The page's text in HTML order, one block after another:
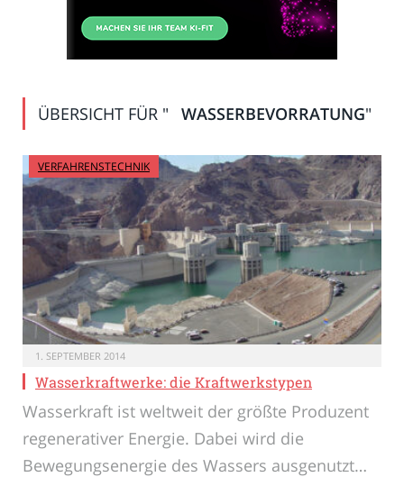
ÜBERSICHT FÜR " WASSERBEVORRATUNG"
VERFAHRENSTECHNIK
1. SEPTEMBER 2014
Wasserkraftwerke: die Kraftwerkstypen
Wasserkraft ist weltweit der größte Produzent
regenerativer Energie. Dabei wird die
Bewegungsenergie des Wassers ausgenutzt…